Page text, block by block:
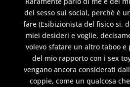
del sesso sui social, perchè è
fare (Esibizionista del fisico si,
miei desideri e voglie,
volevo sfatare un altro taboo
del mio rapporto con i sex
vengano ancora considerati
coppie, come un qualcosa